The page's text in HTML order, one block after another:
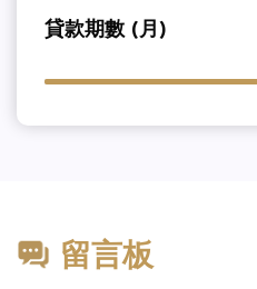
貸款期數 (月)
留言板